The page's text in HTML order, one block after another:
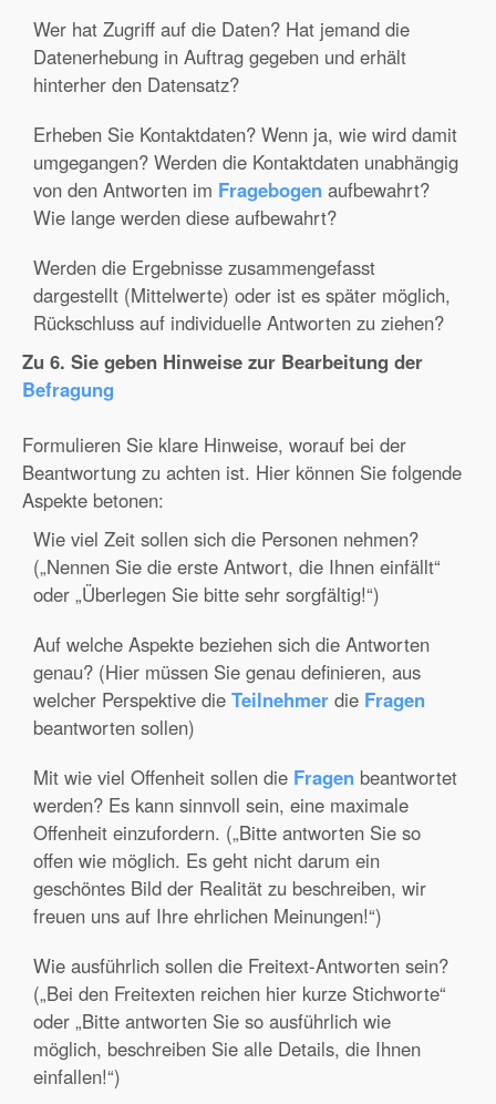
Wer hat Zugriff auf die Daten? Hat jemand die
Datenerhebung in Auftrag gegeben und erhält
hinterher den Datensatz?
Erheben Sie Kontaktdaten? Wenn ja, wie wird damit
umgegangen? Werden die Kontaktdaten unabhängig
von den Antworten im Fragebogen aufbewahrt?
Wie lange werden diese aufbewahrt?
Werden die Ergebnisse zusammengefasst
dargestellt (Mittelwerte) oder ist es später möglich,
Rückschluss auf individuelle Antworten zu ziehen?
Zu 6. Sie geben Hinweise zur Bearbeitung der
Befragung
Formulieren Sie klare Hinweise, worauf bei der
Beantwortung zu achten ist. Hier können Sie folgende
Aspekte betonen:
Wie viel Zeit sollen sich die Personen nehmen?
(„Nennen Sie die erste Antwort, die Ihnen einfällt“
oder „Überlegen Sie bitte sehr sorgfältig!“)
Auf welche Aspekte beziehen sich die Antworten
genau? (Hier müssen Sie genau definieren, aus
welcher Perspektive die Teilnehmer die Fragen
beantworten sollen)
Mit wie viel Offenheit sollen die Fragen beantwortet
werden? Es kann sinnvoll sein, eine maximale
Offenheit einzufordern. („Bitte antworten Sie so
offen wie möglich. Es geht nicht darum ein
geschöntes Bild der Realität zu beschreiben, wir
freuen uns auf Ihre ehrlichen Meinungen!“)
Wie ausführlich sollen die Freitext-Antworten sein?
(„Bei den Freitexten reichen hier kurze Stichworte“
oder „Bitte antworten Sie so ausführlich wie
möglich, beschreiben Sie alle Details, die Ihnen
einfallen!“)